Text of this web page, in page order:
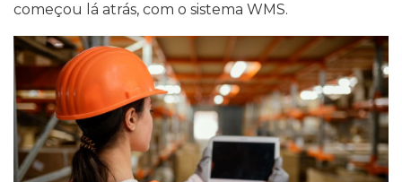
começou lá atrás, com o sistema WMS.